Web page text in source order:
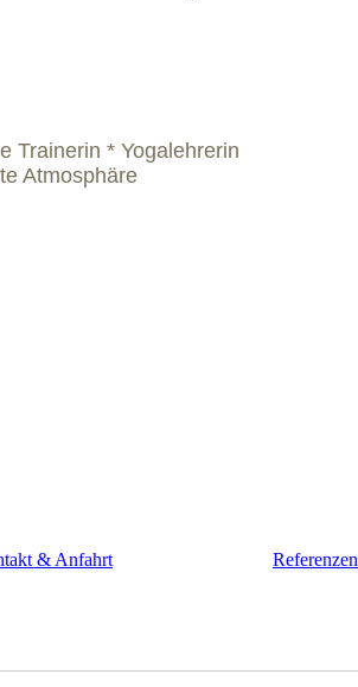
Trainerin * Yogalehrerin
Atmosphäre
& Anfahrt Referenzen